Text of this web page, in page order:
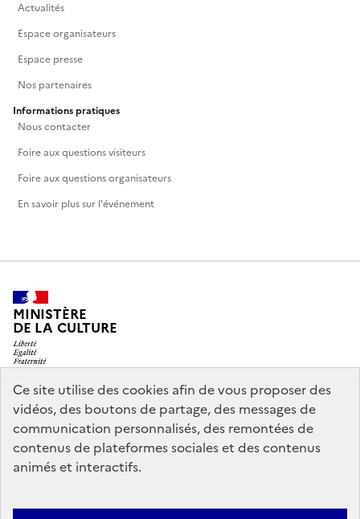
Ce site utilise des cookies afin de vous proposer des
vidéos, des boutons de partage, des messages de
communication personnalisés, des remontées de
contenus de plateformes sociales et des contenus
animés et interactifs.
Actualités
Espace organisateurs
Espace presse
Nos partenaires
Informations pratiques
Nous contacter
Foire aux questions visiteurs
Foire aux questions organisateurs
En savoir plus sur l'événement
MINISTÈRE
DE LA CULTURE
legifrance.gouv.fr
info.gouv.fr
service-public.gouv.fr
data.gouv.fr